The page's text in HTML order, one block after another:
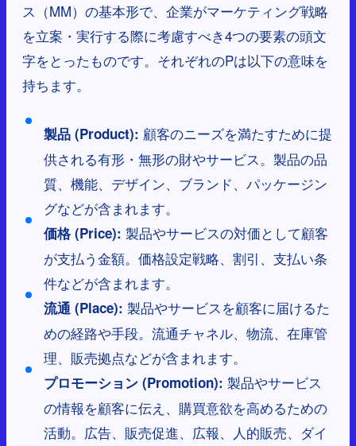
ス（MM）の基本形で、企業がマーケティング戦略
を立案・実行する際に考慮すべき4つの要素の頭文
字をとったものです。それぞれのPは以下の意味を
持ちます。
製品 (Product): 顧客のニーズを満たすために提
供される有形・無形の財やサービス。製品の品
質、機能、デザイン、ブランド、パッケージン
グなどが含まれます。
価格 (Price): 製品やサービスの対価として顧客
が支払う金額。価格設定戦略、割引、支払い条
件などが含まれます。
流通 (Place): 製品やサービスを顧客に届けるた
めの経路や手段。流通チャネル、物流、在庫管
理、販売拠点などが含まれます。
プロモーション (Promotion): 製品やサービス
の情報を顧客に伝え、購買意欲を高めるための
活動。広告、販売促進、広報、人的販売、ダイ